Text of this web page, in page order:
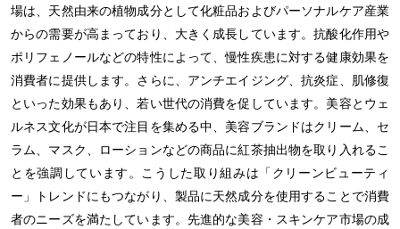
場は、天然由来の植物成分として化粧品およびパーソナルケア産業
からの需要が高まっており、大きく成長しています。抗酸化作用や
ポリフェノールなどの特性によって、慢性疾患に対する健康効果を
消費者に提供します。さらに、アンチエイジング、抗炎症、肌修復
といった効果もあり、若い世代の消費を促しています。美容とウェ
ルネス文化が日本で注目を集める中、美容ブランドはクリーム、セ
ラム、マスク、ローションなどの商品に紅茶抽出物を取り入れるこ
とを強調しています。こうした取り組みは「クリーンビューティ
ー」トレンドにもつながり、製品に天然成分を使用することで消費
者のニーズを満たしています。先進的な美容・スキンケア市場の成